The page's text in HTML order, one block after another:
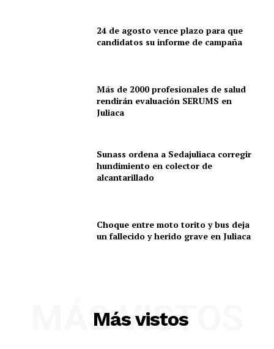
24 de agosto vence plazo para que
candidatos su informe de campaña
Más de 2000 profesionales de salud
rendirán evaluación SERUMS en
Juliaca
Sunass ordena a Sedajuliaca corregir
hundimiento en colector de
alcantarillado
Choque entre moto torito y bus deja
un fallecido y herido grave en Juliaca
Más vistos
MÁS VISTOS